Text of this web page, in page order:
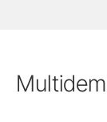
Multidem